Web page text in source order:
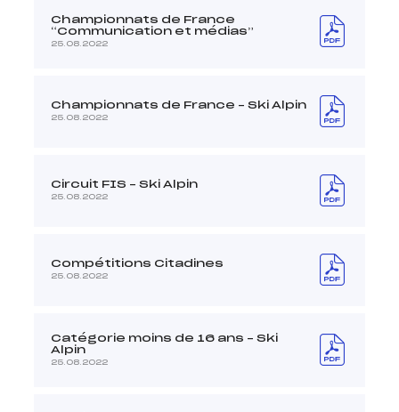
Championnats de France
“Communication et médias”
25.08.2022
Championnats de France – Ski Alpin
25.08.2022
Circuit FIS – Ski Alpin
25.08.2022
Compétitions Citadines
25.08.2022
Catégorie moins de 16 ans – Ski
Alpin
25.08.2022